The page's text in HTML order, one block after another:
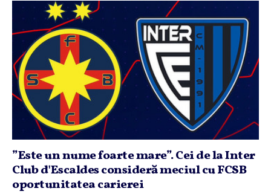
”Este un nume foarte mare”. Cei de la Inter
Club d'Escaldes consideră meciul cu FCSB
oportunitatea carierei